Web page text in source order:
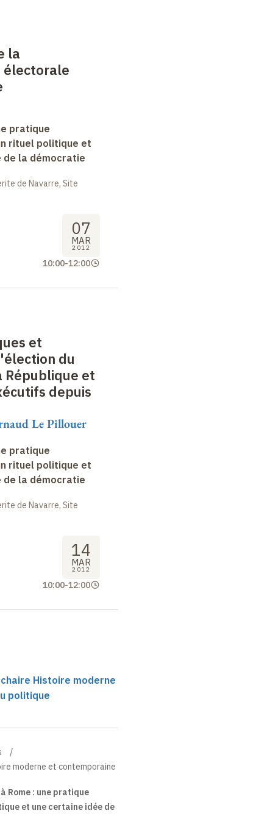
la
électorale
pratique
rituel politique et
de la démocratie
de Navarre, Site
07
MAR
2012
10:00-12:00
et
du
et
depuis
Le Pillouer
pratique
rituel politique et
de la démocratie
de Navarre, Site
14
MAR
2012
10:00-12:00
Histoire moderne
politique
moderne et contemporaine
Rome : une pratique
et une certaine idée de